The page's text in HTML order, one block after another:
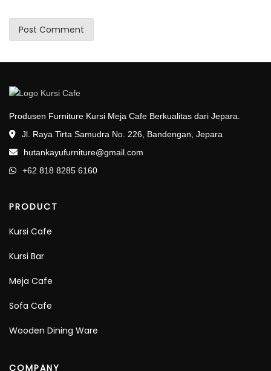
Produsen Furniture Kursi Meja Cafe Berkualitas dari Jepara.
Jl. Raya Tirta Samudra No. 226, Bandengan, Jepara
hutankayufurniture@gmail.com
+62 818 8285 6160
PRODUCT
Kursi Cafe
Kursi Bar
Meja Cafe
Sofa Cafe
Wooden Dining Ware
COMPANY